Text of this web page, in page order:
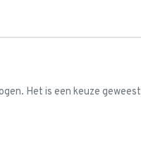
Het is een keuze geweest